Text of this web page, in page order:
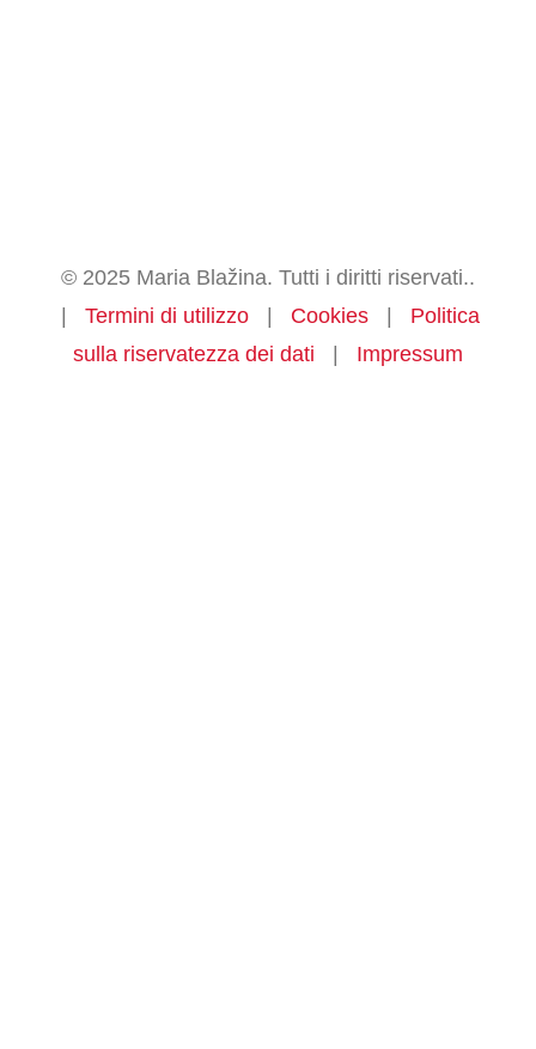
© 2025 Maria Blažina. Tutti i diritti riservati..
|Termini di utilizzo | Cookies | Politica
sulla riservatezza dei dati | Impressum